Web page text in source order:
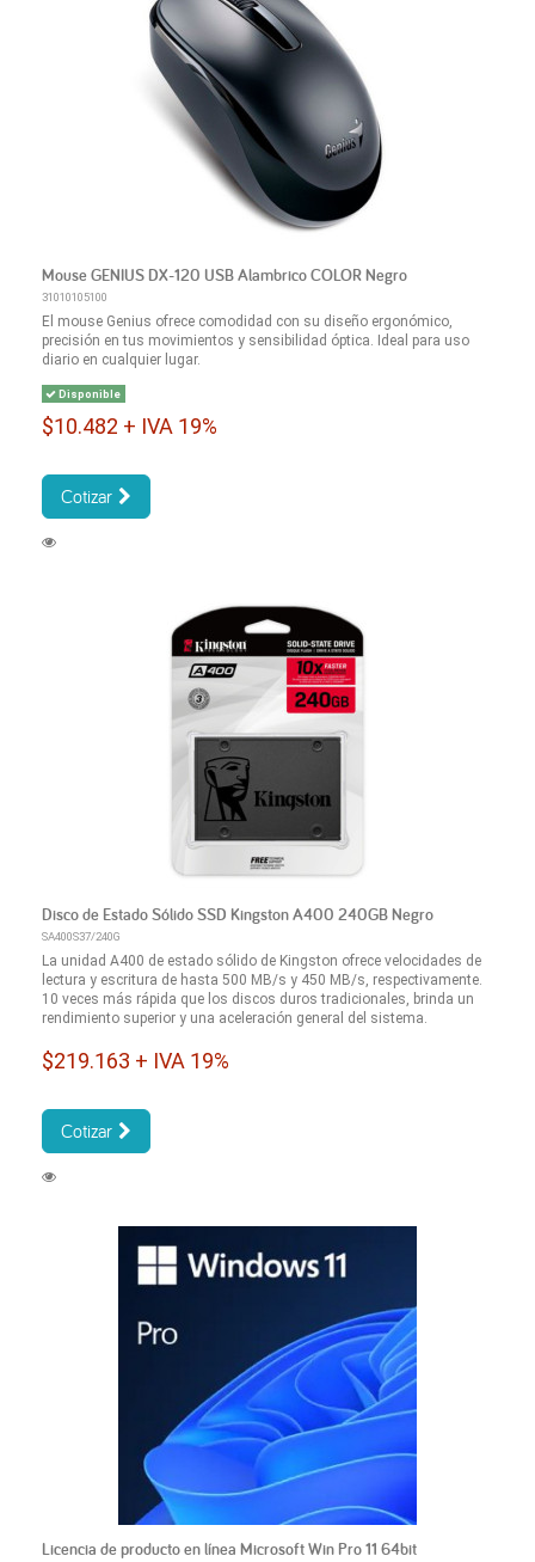
Mouse GENIUS DX-120 USB Alambrico COLOR Negro
31010105100
El mouse Genius ofrece comodidad con su diseño ergonómico,
precisión en tus movimientos y sensibilidad óptica. Ideal para uso
diario en cualquier lugar.
Disponible
$10.482 + IVA 19%
Cotizar
Disco de Estado Sólido SSD Kingston A400 240GB Negro
SA400S37/240G
La unidad A400 de estado sólido de Kingston ofrece velocidades de
lectura y escritura de hasta 500 MB/s y 450 MB/s, respectivamente.
10 veces más rápida que los discos duros tradicionales, brinda un
rendimiento superior y una aceleración general del sistema.
$219.163 + IVA 19%
Cotizar
Licencia de producto en línea Microsoft Win Pro 11 64bit